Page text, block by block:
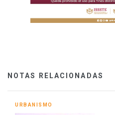
NOTAS RELACIONADAS
URBANISMO